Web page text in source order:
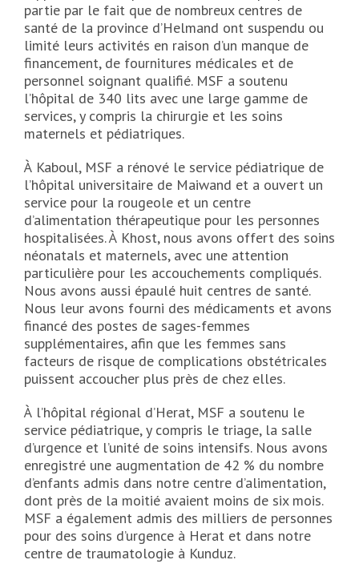
partie par le fait que de nombreux centres de
santé de la province d’Helmand ont suspendu ou
limité leurs activités en raison d’un manque de
financement, de fournitures médicales et de
personnel soignant qualifié. MSF a soutenu
l’hôpital de 340 lits avec une large gamme de
services, y compris la chirurgie et les soins
maternels et pédiatriques.
À Kaboul, MSF a rénové le service pédiatrique de
l’hôpital universitaire de Maiwand et a ouvert un
service pour la rougeole et un centre
d’alimentation thérapeutique pour les personnes
hospitalisées. À Khost, nous avons offert des soins
néonatals et maternels, avec une attention
particulière pour les accouchements compliqués.
Nous avons aussi épaulé huit centres de santé.
Nous leur avons fourni des médicaments et avons
financé des postes de sages-femmes
supplémentaires, afin que les femmes sans
facteurs de risque de complications obstétricales
puissent accoucher plus près de chez elles.
À l’hôpital régional d’Herat, MSF a soutenu le
service pédiatrique, y compris le triage, la salle
d’urgence et l’unité de soins intensifs. Nous avons
enregistré une augmentation de 42 % du nombre
d’enfants admis dans notre centre d’alimentation,
dont près de la moitié avaient moins de six mois.
MSF a également admis des milliers de personnes
pour des soins d’urgence à Herat et dans notre
centre de traumatologie à Kunduz.